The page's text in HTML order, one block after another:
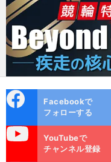
ok
Facebookで
フォローする
YouTubeで
チャンネル登録